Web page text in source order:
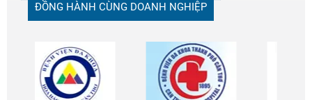
ĐỒNG HÀNH CÙNG DOANH NGHIỆP